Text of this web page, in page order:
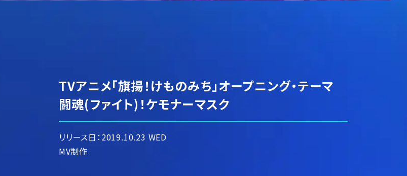
TVアニメ「旗揚！けものみち」オープニング・テーマ
闘魂(ファイト)！ケモナーマスク
リリース日：2019.10.23 WED
MV制作